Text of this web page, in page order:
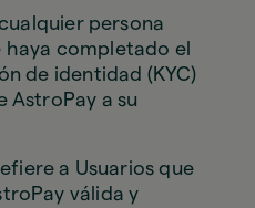
persona
haya completado el
de identidad (KYC)
AstroPay a su
a Usuarios que
válida y